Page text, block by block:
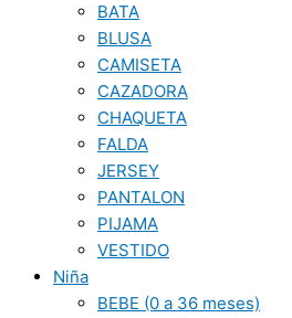
BATA
BLUSA
CAMISETA
CAZADORA
CHAQUETA
FALDA
JERSEY
PANTALON
PIJAMA
VESTIDO
Niña
BEBE (0 a 36 meses)